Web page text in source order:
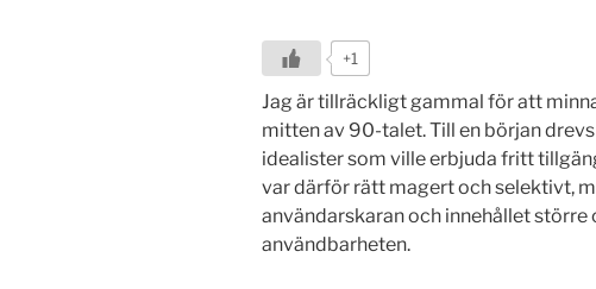
+1
Jag är tillräckligt gammal för att
mitten av 90-talet. Till en början
idealister som ville erbjuda fritt
var därför rätt magert och selektivt,
användarskaran och innehållet större
användbarheten.